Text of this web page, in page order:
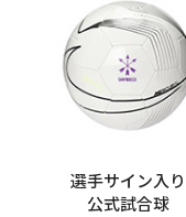
選手サイン入り
公式試合球